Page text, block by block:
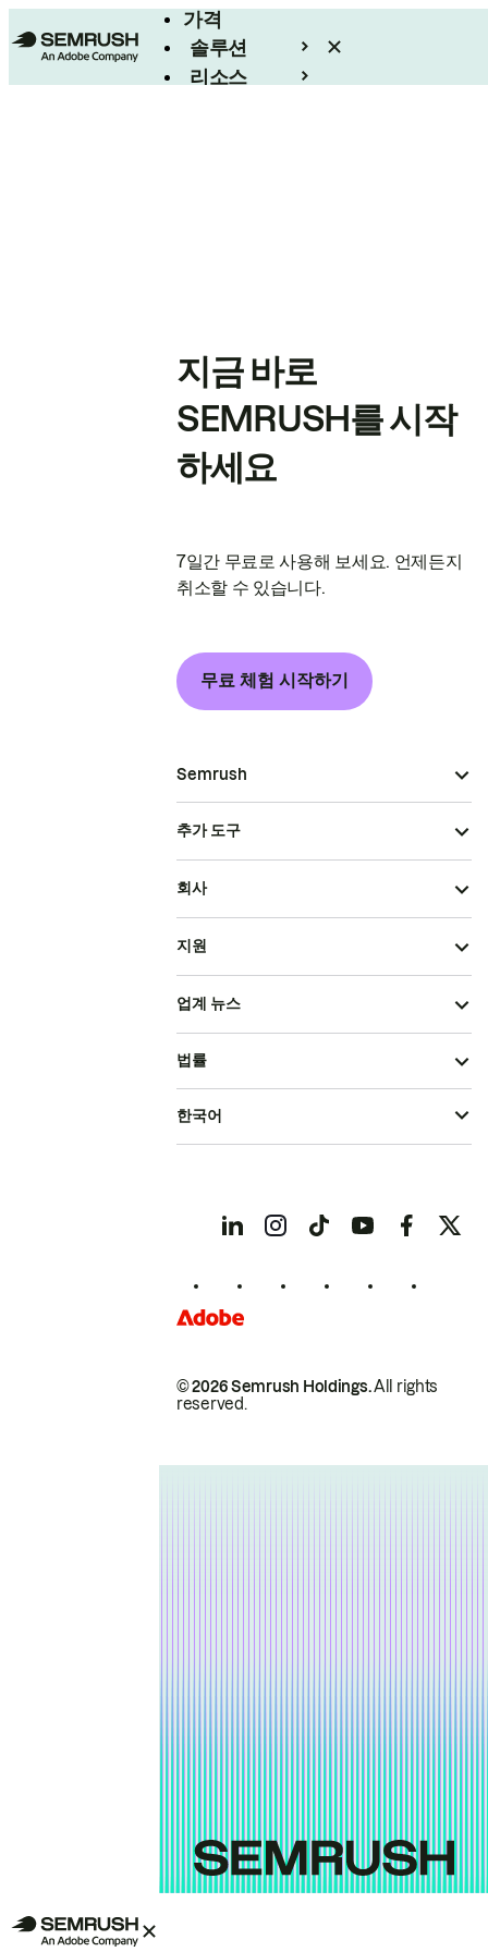
가격
솔루션
리소스
지금 바로
SEMRUSH를 시작
하세요
7일간 무료로 사용해 보세요. 언제든지
취소할 수 있습니다.
무료 체험 시작하기
Semrush
추가 도구
회사
지원
업계 뉴스
© 2026 Semrush Holdings.All rights
reserved.
법률
한국어